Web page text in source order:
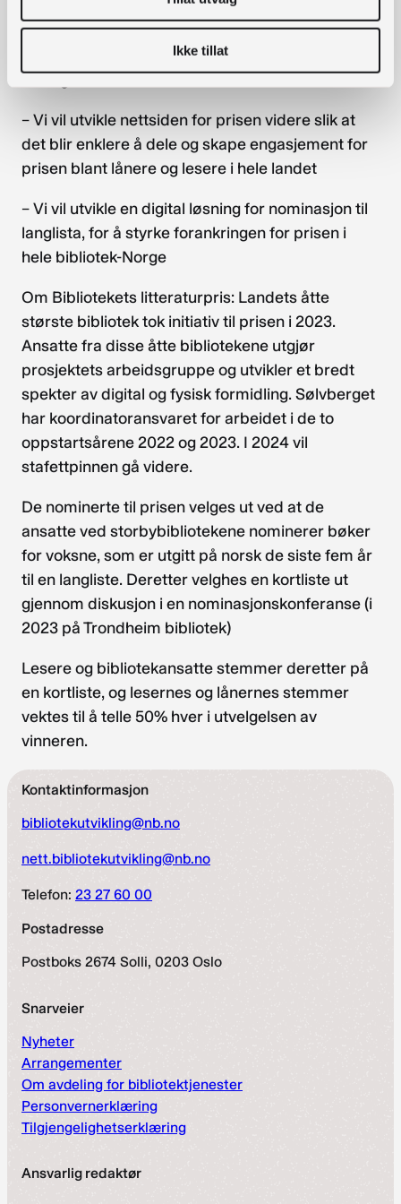
Ikke tillat
– Vi trykker og sender ut plakater, brosjyrer og
klistremerker til alle biblioteker som vil delta,
anslagsvis 250-300 biblioteker
– Vi vil utvikle nettsiden for prisen videre slik at
det blir enklere å dele og skape engasjement for
prisen blant lånere og lesere i hele landet
– Vi vil utvikle en digital løsning for nominasjon til
langlista, for å styrke forankringen for prisen i
hele bibliotek-Norge
Om Bibliotekets litteraturpris: Landets åtte
største bibliotek tok initiativ til prisen i 2023.
Ansatte fra disse åtte bibliotekene utgjør
prosjektets arbeidsgruppe og utvikler et bredt
spekter av digital og fysisk formidling. Sølvberget
har koordinatoransvaret for arbeidet i de to
oppstartsårene 2022 og 2023. I 2024 vil
stafettpinnen gå videre.
De nominerte til prisen velges ut ved at de
ansatte ved storbybibliotekene nominerer bøker
for voksne, som er utgitt på norsk de siste fem år
til en langliste. Deretter velghes en kortliste ut
gjennom diskusjon i en nominasjonskonferanse (i
2023 på Trondheim bibliotek)
Lesere og bibliotekansatte stemmer deretter på
en kortliste, og lesernes og lånernes stemmer
vektes til å telle 50% hver i utvelgelsen av
vinneren.
Kontaktinformasjon
bibliotekutvikling@nb.no
nett.bibliotekutvikling@nb.no
Telefon: 23 27 60 00
Postadresse
Postboks 2674 Solli, 0203 Oslo
Snarveier
Nyheter
Arrangementer
Om avdeling for bibliotektjenester
Personvernerklæring
Tilgjengelighetserklæring
Ansvarlig redaktør